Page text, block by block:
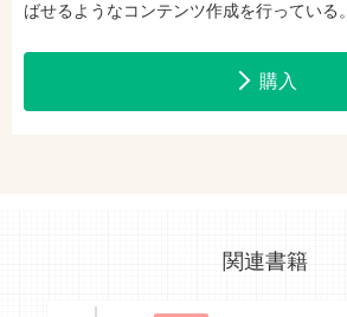
ばせるようなコンテンツ作成を行っている。
購入
関連書籍